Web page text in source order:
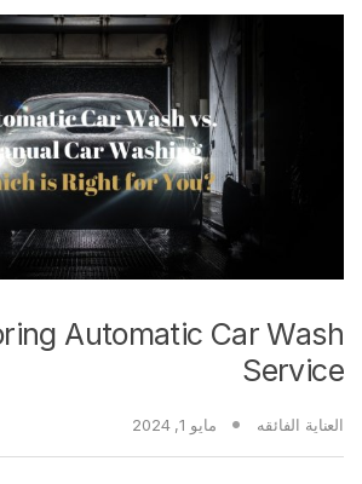
Automatic Car Wash
Service
العناية الفائقه مايو 1, 2024